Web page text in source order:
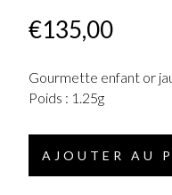
€135,00
Gourmette enfant or
Poids : 1.25g
AJOUTER AU